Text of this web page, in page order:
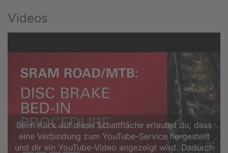
Videos
Beim Klick auf diese Schaltfläche erlaubst du, dass
eine Verbindung zum YouTube-Service hergestellt
und dir ein YouTube-Video angezeigt wird. Dadurch